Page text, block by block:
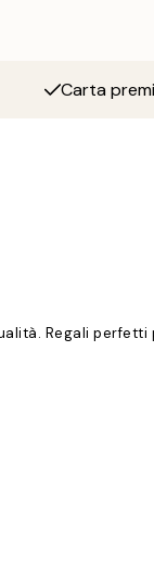
Carta
Regali perfetti